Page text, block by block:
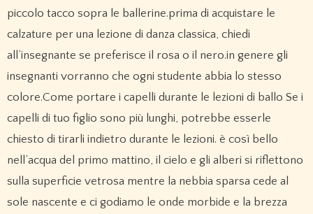
piccolo tacco sopra le ballerine.prima di acquistare le
calzature per una lezione di danza classica, chiedi
all’insegnante se preferisce il rosa o il nero.in genere gli
insegnanti vorranno che ogni studente abbia lo stesso
colore.Come portare i capelli durante le lezioni di ballo Se i
capelli di tuo figlio sono più lunghi, potrebbe esserle
chiesto di tirarli indietro durante le lezioni. è così bello
nell’acqua del primo mattino, il cielo e gli alberi si riflettono
sulla superficie vetrosa mentre la nebbia sparsa cede al
sole nascente e ci godiamo le onde morbide e la brezza